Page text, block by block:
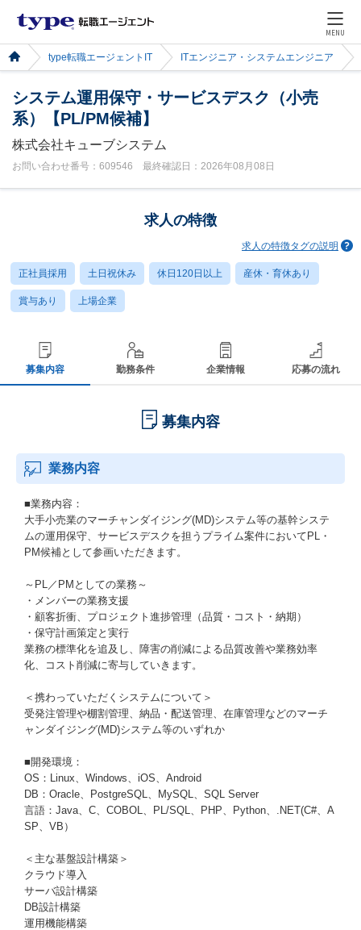
MENU
type転職エージェントIT ITエンジニア・システムエンジニア
システム運用保守・サービスデスク（小売
系）【PL/PM候補】
株式会社キューブシステム
お問い合わせ番号：609546 最終確認日：2026年08月08日
求人の特徴
求人の特徴タグの説明
正社員採用 土日祝休み 休日120日以上 産休・育休あり
賞与あり 上場企業
募集内容 勤務条件 企業情報 応募の流れ
募集内容
業務内容
■業務内容：
大手小売業のマーチャンダイジング(MD)システム等の基幹システ
ムの運用保守、サービスデスクを担うプライム案件においてPL・
PM候補として参画いただきます。
～PL／PMとしての業務～
・メンバーの業務支援
・顧客折衝、プロジェクト進捗管理（品質・コスト・納期）
・保守計画策定と実行
業務の標準化を追及し、障害の削減による品質改善や業務効率
化、コスト削減に寄与していきます。
＜携わっていただくシステムについて＞
受発注管理や棚割管理、納品・配送管理、在庫管理などのマーチ
ャンダイジング(MD)システム等のいずれか
■開発環境：
OS：Linux、Windows、iOS、Android
DB：Oracle、PostgreSQL、MySQL、SQL Server
言語：Java、C、COBOL、PL/SQL、PHP、Python、.NET(C#、A
SP、VB）
＜主な基盤設計構築＞
クラウド導入
サーバ設計構築
DB設計構築
運用機能構築